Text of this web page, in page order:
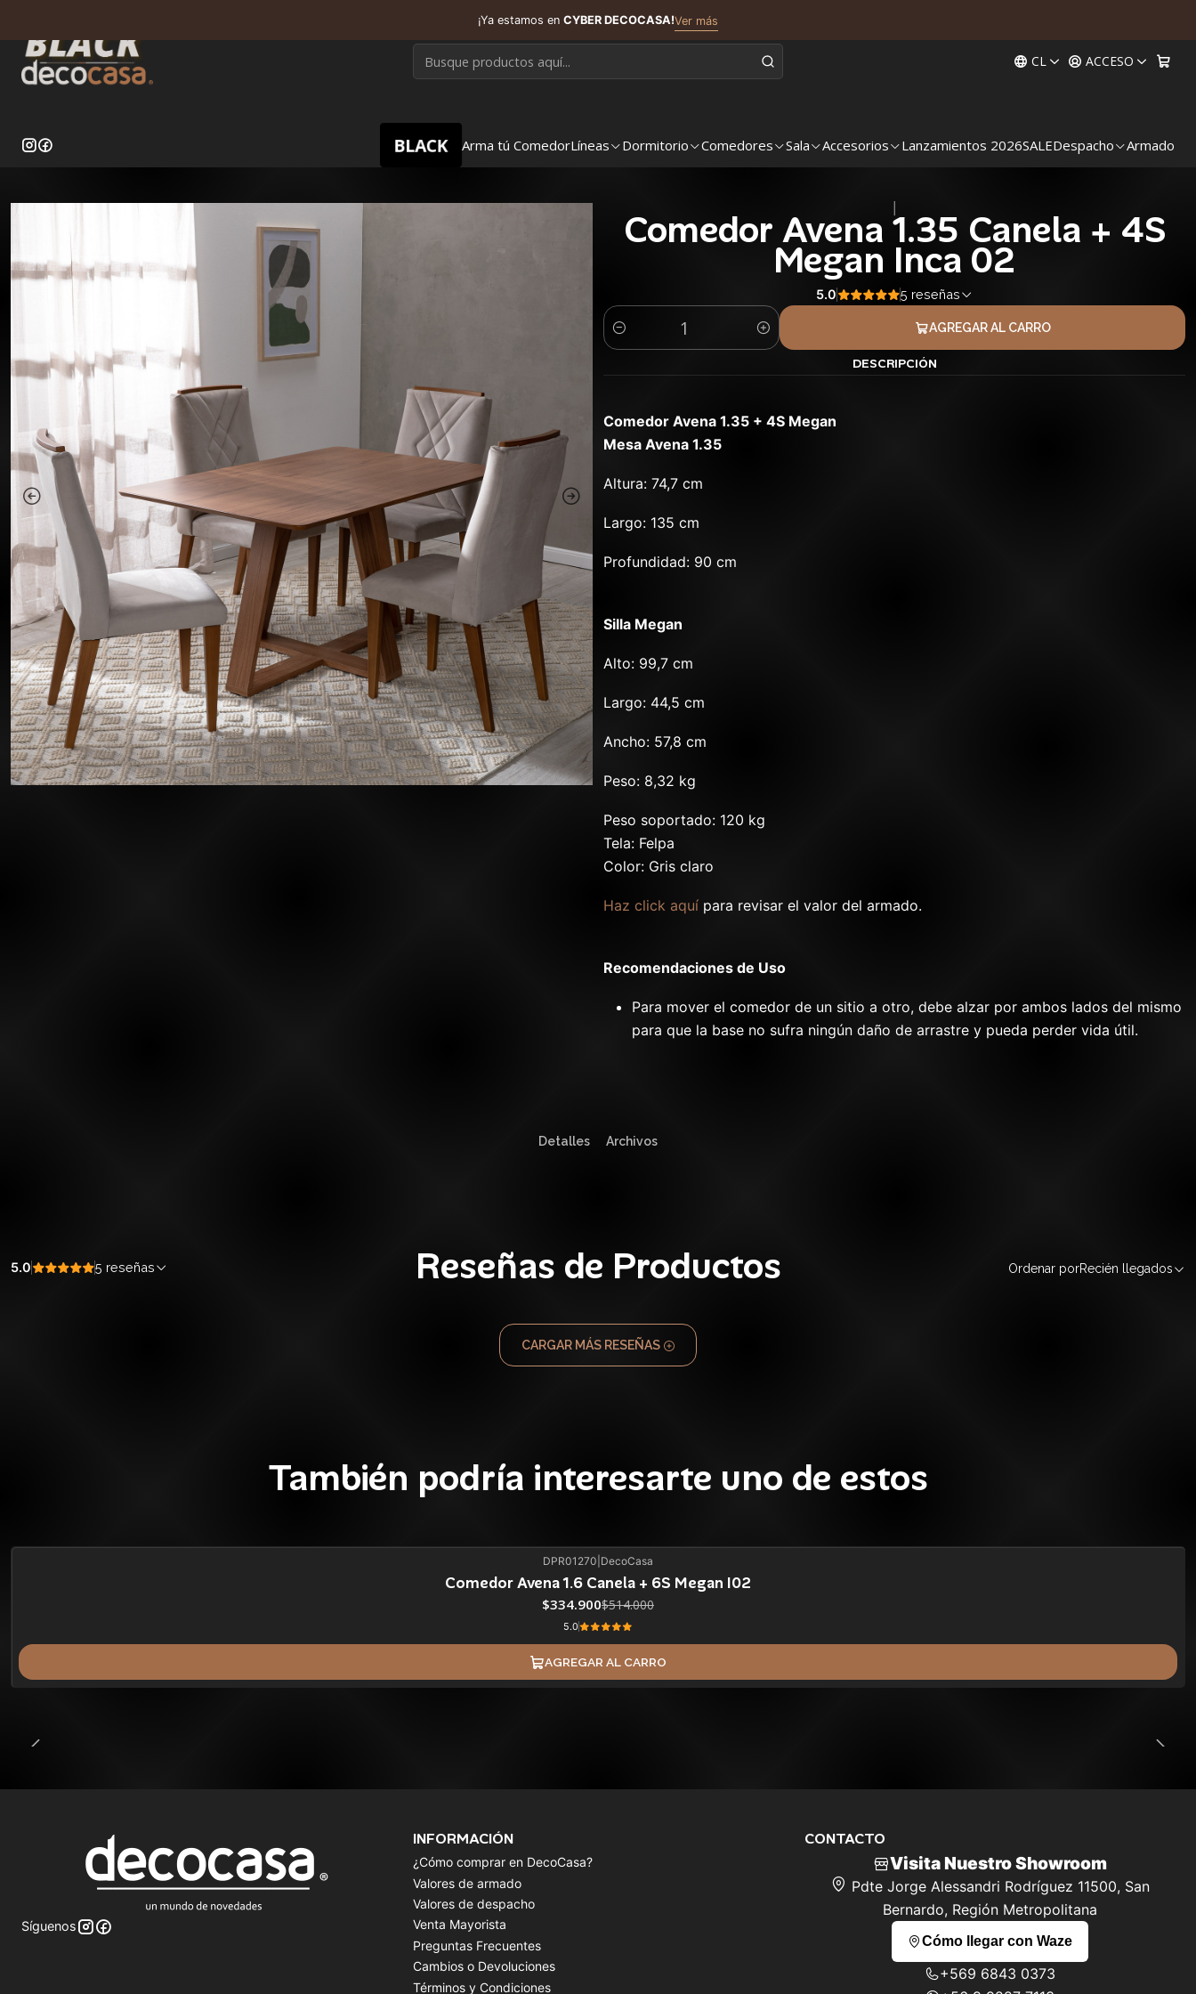
CL ACCESO
BLACK Arma tú ComedorLíneas Dormitorio Comedores Sala Accesorios Lanzamientos 2026SALEDespacho Armado
¡Ya estamos en CYBER DECOCASA!Ver más
Comedor Avena 1.35 Canela + 4S
Megan Inca 02
5.0 5 reseñas
Cantidad
AGREGAR AL CARRO
DESCRIPCIÓN
Comedor Avena 1.35 + 4S Megan
Mesa Avena 1.35
Altura: 74,7 cm
Largo: 135 cm
Profundidad: 90 cm
Silla Megan
Alto: 99,7 cm
Largo: 44,5 cm
Ancho: 57,8 cm
Peso: 8,32 kg
Peso soportado: 120 kg
Tela: Felpa
Color: Gris claro
Haz click aquí para revisar el valor del armado.
Recomendaciones de Uso
Para mover el comedor de un sitio a otro, debe alzar por ambos lados del mismo
para que la base no sufra ningún daño de arrastre y pueda perder vida útil.
Detalles Archivos
Reseñas de Productos
5.0 5 reseñas Ordenar porRecién llegados
CARGAR MÁS RESEÑAS
También podría interesarte uno de estos
DPR01270 DecoCasa
Comedor Avena 1.6 Canela + 6S Megan I02
$334.900$514.000
5.0
AGREGAR AL CARRO
Síguenos
INFORMACIÓN
¿Cómo comprar en DecoCasa?
Valores de armado
Valores de despacho
Venta Mayorista
Preguntas Frecuentes
Cambios o Devoluciones
Términos y Condiciones
CONTACTO
Visita Nuestro Showroom
Pdte Jorge Alessandri Rodríguez 11500, San
Bernardo, Región Metropolitana
Cómo llegar con Waze
+569 6843 0373